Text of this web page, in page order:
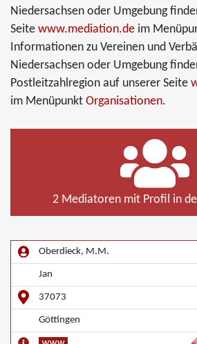
Niedersachsen oder Umgebung
Seite www.mediation.de im
Informationen zu Vereinen und
Niedersachsen oder Umgebung
Postleitzahlregion auf unserer Seite
im Menüpunkt Organisationen.
2 Mediatoren mit Profil in
Oberdieck, M.M.
Jan
37073
Göttingen